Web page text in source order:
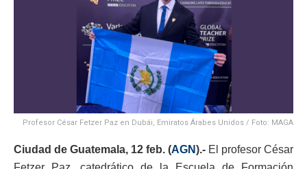
Profesor César Fetzer Paz en Dubái, Emiratos Árabes Unidos / Foto: MAGA
Ciudad de Guatemala, 12 feb. (AGN).- El profesor César